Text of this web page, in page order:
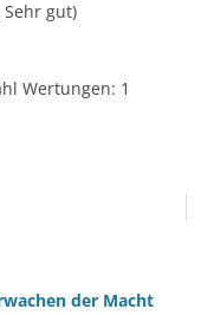
gut)
Wertungen: 1
der Macht